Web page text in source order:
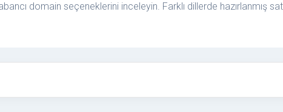
domain seçeneklerini inceleyin. Farklı dillerde hazırlanmış